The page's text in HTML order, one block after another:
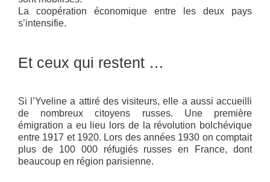
La coopération économique entre les deux pays
s’intensifie.
Et ceux qui restent …
Si l’Yveline a attiré des visiteurs, elle a aussi accueilli
de nombreux citoyens russes. Une première
émigration a eu lieu lors de la révolution bolchévique
entre 1917 et 1920. Lors des années 1930 on comptait
plus de 100 000 réfugiés russes en France, dont
beaucoup en région parisienne.